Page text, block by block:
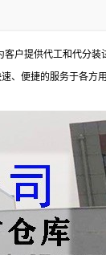
户提供代工和代分
、便捷的服务于各方